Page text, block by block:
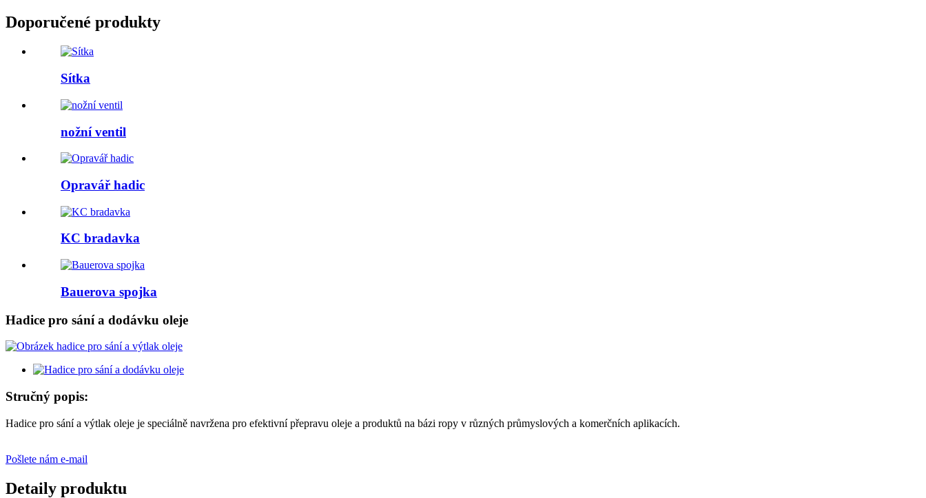
Doporučené produkty
Sítka
nožní ventil
Opravář hadic
KC bradavka
Bauerova spojka
Hadice pro sání a dodávku oleje
Stručný popis:
Hadice pro sání a výtlak oleje je speciálně navržena pro efektivní přepravu oleje a produktů na bázi ropy v různých průmyslových a komerčních aplikacích.
Pošlete nám e-mail
Detaily produktu